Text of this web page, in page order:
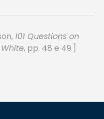
101 Questions on
, pp. 48 e 49.]